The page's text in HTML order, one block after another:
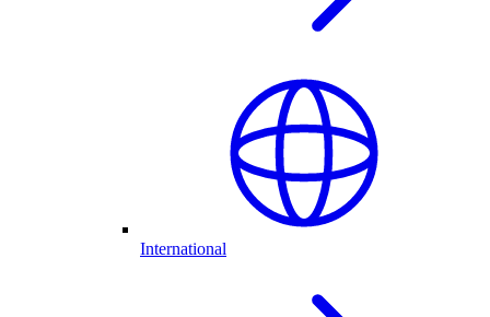
International